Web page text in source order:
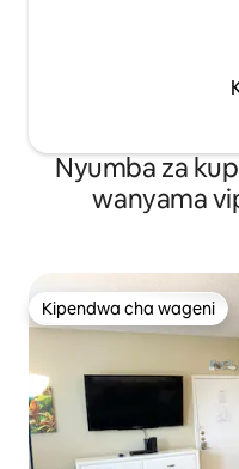
Nyumba za
wanyama
Kipendwa cha wageni
Kipendwa cha wageni